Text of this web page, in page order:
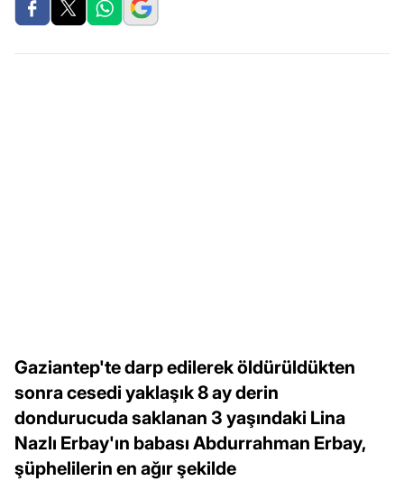
Gaziantep'te darp edilerek öldürüldükten
sonra cesedi yaklaşık 8 ay derin
dondurucuda saklanan 3 yaşındaki Lina
Nazlı Erbay'ın babası Abdurrahman Erbay,
şüphelilerin en ağır şekilde